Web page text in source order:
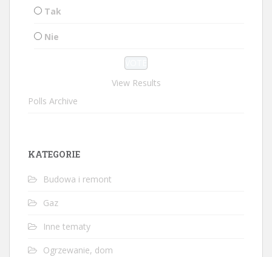
Tak
Nie
View Results
Polls Archive
KATEGORIE
Budowa i remont
Gaz
Inne tematy
Ogrzewanie, dom